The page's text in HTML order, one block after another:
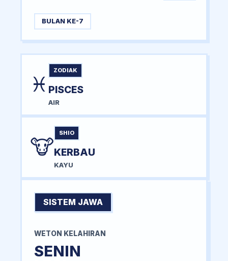
BULAN KE-7
♓
ZODIAK
PISCES
AIR
🐮
SHIO
KERBAU
KAYU
SISTEM JAWA
WETON KELAHIRAN
SENIN